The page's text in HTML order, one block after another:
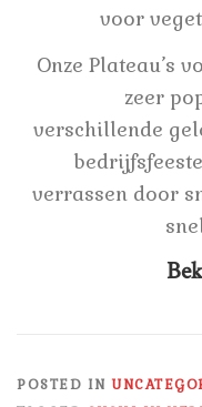
voor
Onze Plateau’s
zeer
verschillende
verrassen door
POSTED IN